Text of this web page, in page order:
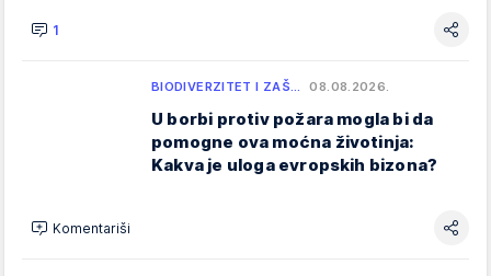
1
BIODIVERZITET I ZAŠ… 08.08.2026.
U borbi protiv požara mogla bi da
pomogne ova moćna životinja:
Kakva je uloga evropskih bizona?
Komentariši